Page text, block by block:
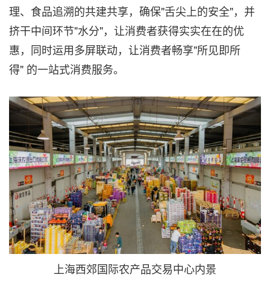
理、食品追溯的共建共享，确保"舌尖上的安全"，并
挤干中间环节"水分"，让消费者获得实实在在的优
惠，同时运用多屏联动，让消费者畅享"所见即所
得" 的一站式消费服务。
上海西郊国际农产品交易中心内景